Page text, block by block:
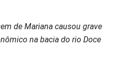
de Mariana causou grave
na bacia do rio Doce